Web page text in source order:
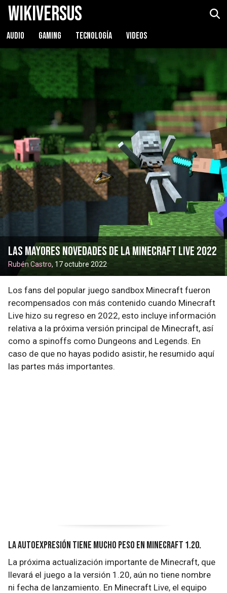
WikiVersus
AUDIO GAMING TECNOLOGÍA VIDEOS
Las mayores novedades de la Minecraft Live 2022
Rubén Castro, 17 octubre 2022
Los fans del popular juego sandbox Minecraft fueron
recompensados con más contenido cuando Minecraft
Live hizo su regreso en 2022, esto incluye información
relativa a la próxima versión principal de Minecraft, así
como a spinoffs como Dungeons and Legends. En
caso de que no hayas podido asistir, he resumido aquí
las partes más importantes.
La autoexpresión tiene mucho peso en Minecraft 1.20.
La próxima actualización importante de Minecraft, que
llevará el juego a la versión 1.20, aún no tiene nombre
ni fecha de lanzamiento. En Minecraft Live, el equipo